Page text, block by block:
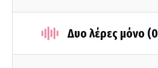
Δυο λέρες μόνο